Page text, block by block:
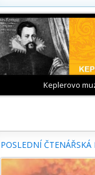
Keplerovo
POSLEDNÍ ČTENÁŘSKÁ